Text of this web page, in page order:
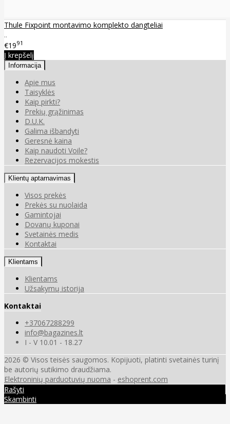
Thule Fixpoint montavimo komplekto dangteliai
..
€1991
Į krepšelį
Informacija
Apie mus
Taisyklės
Kaip pirkti?
Prekių grąžinimas
D.U.K.
Galima išbandyti
Geresnė kaina
Kaip naudoti Voile?
Rezervacijos mokestis
Klientų aptarnavimas
Visos prekės
Prekės su nuolaida
Gamintojai
Dovanų kuponai
Svetainės medis
Kontaktai
Klientams
Klientams
Užsakymų istorija
Kontaktai
+37067288299
info@bagazines.lt
I - V 10.01 - 18.27
2026 © Visos teisės saugomos. Kopijuoti, platinti svetainės turinį
be autorių sutikimo draudžiama.
Elektroninių parduotuvių nuoma - eshoprent.com
Rašyti
Skambinti